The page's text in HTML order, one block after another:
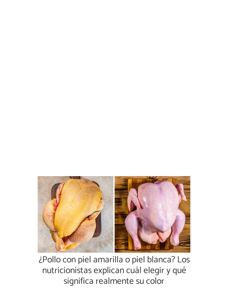
¿Pollo con piel amarilla o piel blanca? Los
nutricionistas explican cuál elegir y qué
significa realmente su color